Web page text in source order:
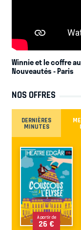
Winnie et le coffre
Nouveautés- Paris
NOS OFFRES
DERNIÈRES
MINUTES
À partir de
26 €